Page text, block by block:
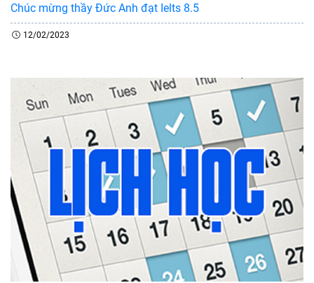
Chúc mừng thầy Đức Anh đạt Ielts 8.5
12/02/2023